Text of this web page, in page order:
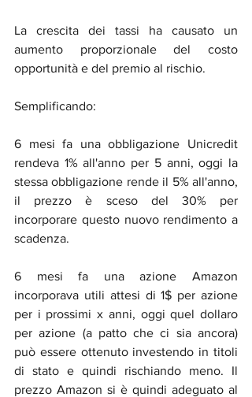
La crescita dei tassi ha causato un
aumento proporzionale del costo
opportunità e del premio al rischio.
Semplificando:
6 mesi fa una obbligazione Unicredit
rendeva 1% all'anno per 5 anni, oggi la
stessa obbligazione rende il 5% all'anno,
il prezzo è sceso del 30% per
incorporare questo nuovo rendimento a
scadenza.
6 mesi fa una azione Amazon
incorporava utili attesi di 1$ per azione
per i prossimi x anni, oggi quel dollaro
per azione (a patto che ci sia ancora)
può essere ottenuto investendo in titoli
di stato e quindi rischiando meno. Il
prezzo Amazon si è quindi adeguato al